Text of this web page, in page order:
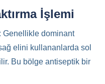
İşlemi
Genellikle dominant
elini kullananlarda sol
Bu bölge antiseptik bir